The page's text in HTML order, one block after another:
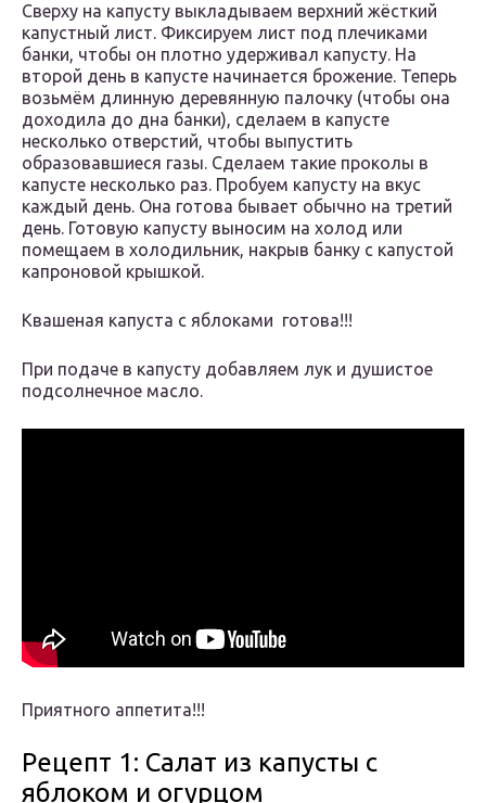
Сверху на капусту выкладываем верхний жёсткий
капустный лист. Фиксируем лист под плечиками
банки, чтобы он плотно удерживал капусту. На
второй день в капусте начинается брожение. Теперь
возьмём длинную деревянную палочку (чтобы она
доходила до дна банки), сделаем в капусте
несколько отверстий, чтобы выпустить
образовавшиеся газы. Сделаем такие проколы в
капусте несколько раз. Пробуем капусту на вкус
каждый день. Она готова бывает обычно на третий
день. Готовую капусту выносим на холод или
помещаем в холодильник, накрыв банку с капустой
капроновой крышкой.
Квашеная капуста с яблоками готова!!!
При подаче в капусту добавляем лук и душистое
подсолнечное масло.
Приятного аппетита!!!
Рецепт 1: Салат из капусты с
яблоком и огурцом